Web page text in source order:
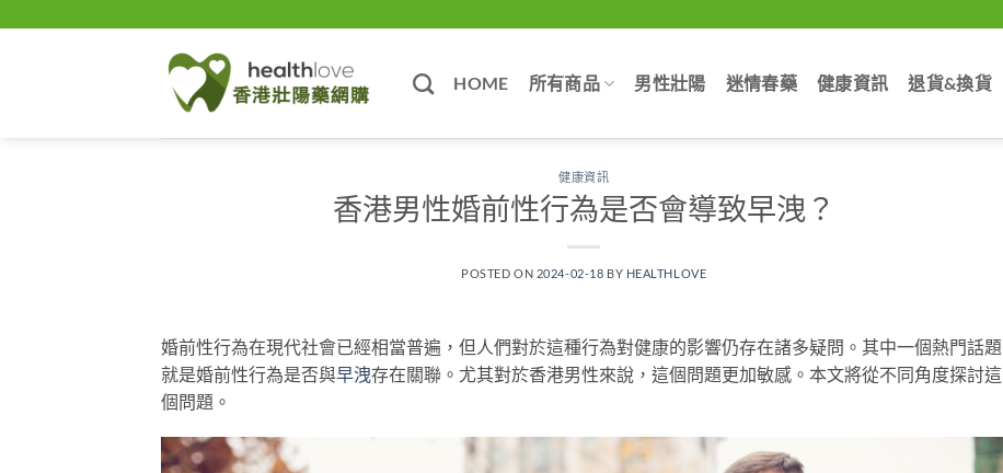
HOME 所有商品 男性壯陽 迷情春藥 健康資訊 退貨&換貨
健康資訊
香港男性婚前性行為是否會導致早洩？
POSTED ON 2024-02-18 BY HEALTHLOVE
婚前性行為在現代社會已經相當普遍，但人們對於這種行為對健康的影響仍存在諸多疑問。其中一個熱門話題
就是婚前性行為是否與早洩存在關聯。尤其對於香港男性來說，這個問題更加敏感。本文將從不同角度探討這
個問題。